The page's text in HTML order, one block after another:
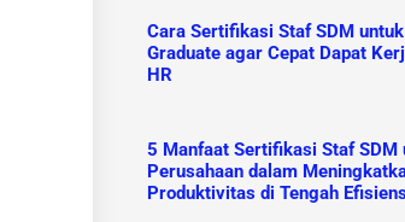
Cara Sertifikasi Staf SDM
Graduate agar Cepat Dapat
HR
5 Manfaat Sertifikasi Staf SDM
Perusahaan dalam
Produktivitas di Tengah